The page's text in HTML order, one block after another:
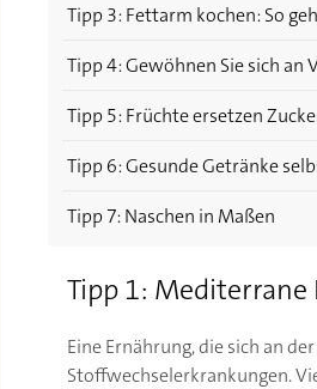
Tipp 3: Fettarm kochen: So
Tipp 4: Gewöhnen Sie sich an
Tipp 5: Früchte ersetzen
Tipp 6: Gesunde Getränke
Tipp 7: Naschen in Maßen
Tipp 1: Mediterrane
Eine Ernährung, die sich an
Stoffwechselerkrankungen.